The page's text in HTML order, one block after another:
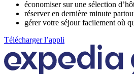
économiser sur une sélection
réserver en dernière minute
gérer votre séjour facilement où
Télécharger l’appli